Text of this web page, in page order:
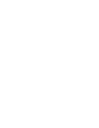
мы